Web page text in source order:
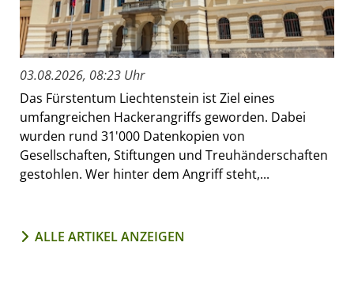
03.08.2026, 08:23 Uhr
Das Fürstentum Liechtenstein ist Ziel eines
umfangreichen Hackerangriffs geworden. Dabei
wurden rund 31'000 Datenkopien von
Gesellschaften, Stiftungen und Treuhänderschaften
gestohlen. Wer hinter dem Angriff steht,...
ALLE ARTIKEL ANZEIGEN